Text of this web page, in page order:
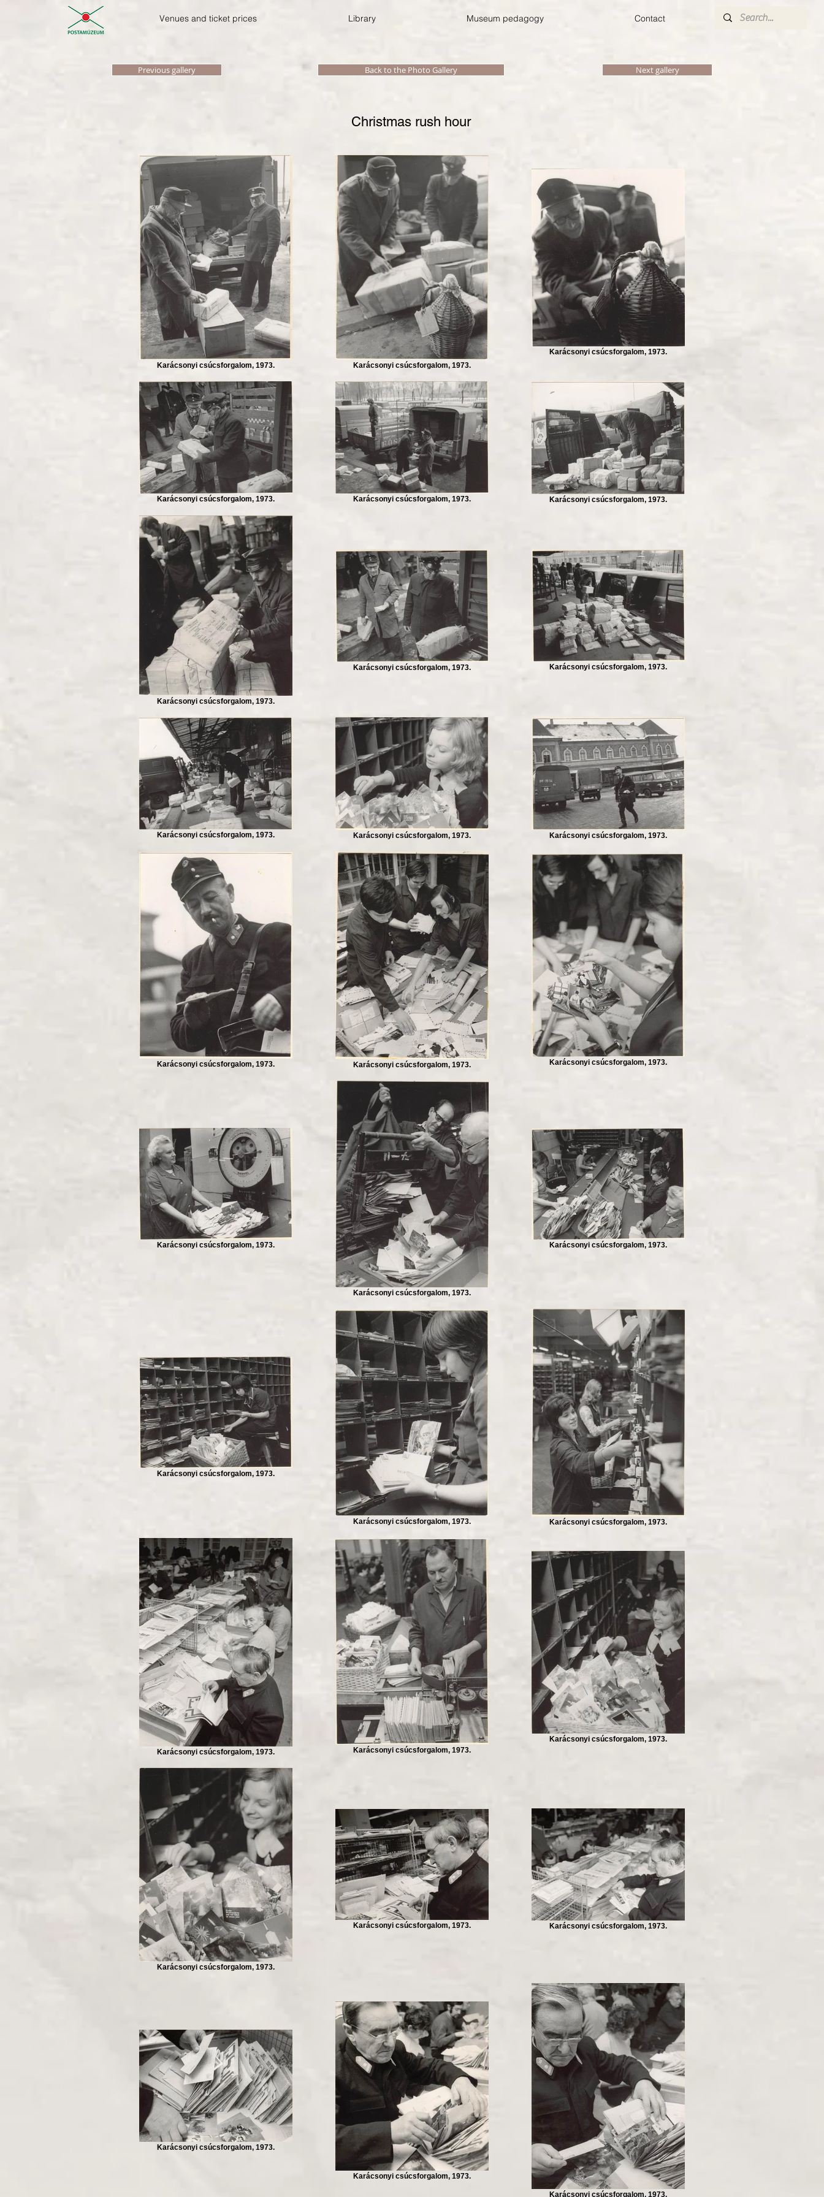
Venues and ticket prices Library Museum pedagogy Contact
Previous gallery Back to the Photo Gallery Next gallery
Christmas rush hour
Karácsonyi csúcsforgalom, 1973. Karácsonyi csúcsforgalom, 1973.
Karácsonyi csúcsforgalom, 1973.
Karácsonyi csúcsforgalom, 1973. Karácsonyi csúcsforgalom, 1973. Karácsonyi csúcsforgalom, 1973.
Karácsonyi csúcsforgalom, 1973.
Karácsonyi csúcsforgalom, 1973. Karácsonyi csúcsforgalom, 1973.
Karácsonyi csúcsforgalom, 1973. Karácsonyi csúcsforgalom, 1973. Karácsonyi csúcsforgalom, 1973.
Karácsonyi csúcsforgalom, 1973. Karácsonyi csúcsforgalom, 1973. Karácsonyi csúcsforgalom, 1973.
Karácsonyi csúcsforgalom, 1973.
Karácsonyi csúcsforgalom, 1973.
Karácsonyi csúcsforgalom, 1973.
Karácsonyi csúcsforgalom, 1973.
Karácsonyi csúcsforgalom, 1973. Karácsonyi csúcsforgalom, 1973.
Karácsonyi csúcsforgalom, 1973. Karácsonyi csúcsforgalom, 1973.
Karácsonyi csúcsforgalom, 1973.
Karácsonyi csúcsforgalom, 1973.
Karácsonyi csúcsforgalom, 1973. Karácsonyi csúcsforgalom, 1973.
Karácsonyi csúcsforgalom, 1973.
Karácsonyi csúcsforgalom, 1973.
Karácsonyi csúcsforgalom, 1973.